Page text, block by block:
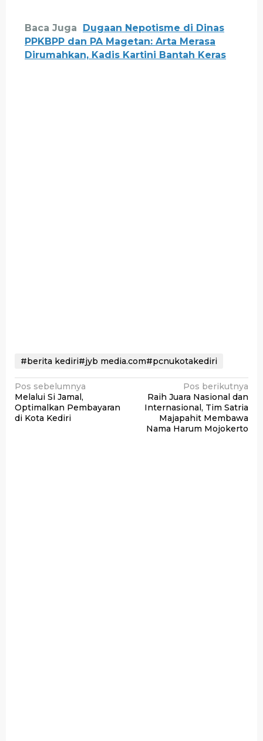
Baca Juga
Dugaan Nepotisme di Dinas
PPKBPP dan PA Magetan: Arta Merasa
Dirumahkan, Kadis Kartini Bantah Keras
#berita kediri#jyb media.com#pcnukotakediri
Navigasi
pos
Pos sebelumnya
Melalui Si Jamal,
Optimalkan Pembayaran
di Kota Kediri
Pos berikutnya
Raih Juara Nasional dan
Internasional, Tim Satria
Majapahit Membawa
Nama Harum Mojokerto